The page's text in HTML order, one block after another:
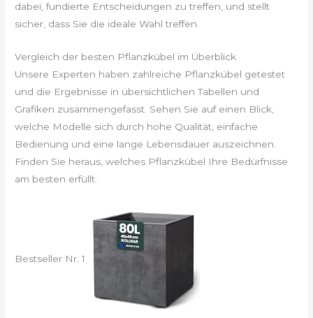
dabei, fundierte Entscheidungen zu treffen, und stellt
sicher, dass Sie die ideale Wahl treffen.
Vergleich der besten Pflanzkübel im Überblick
Unsere Experten haben zahlreiche Pflanzkübel getestet
und die Ergebnisse in übersichtlichen Tabellen und
Grafiken zusammengefasst. Sehen Sie auf einen Blick,
welche Modelle sich durch hohe Qualität, einfache
Bedienung und eine lange Lebensdauer auszeichnen.
Finden Sie heraus, welches Pflanzkübel Ihre Bedürfnisse
am besten erfüllt.
Bestseller Nr. 1